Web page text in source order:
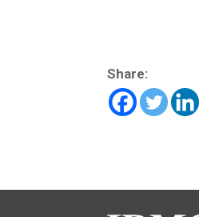
Share: